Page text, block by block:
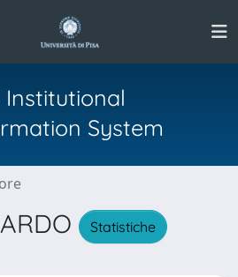
Institutional
System
Statistiche